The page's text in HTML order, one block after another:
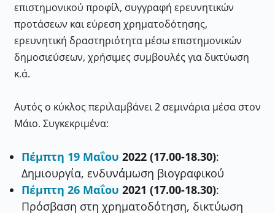
επιστημονικού προφίλ, συγγραφή ερευνητικών
προτάσεων και εύρεση χρηματοδότησης,
ερευνητική δραστηριότητα μέσω επιστημονικών
δημοσιεύσεων, χρήσιμες συμβουλές για δικτύωση
κ.ά.
Αυτός ο κύκλος περιλαμβάνει 2 σεμινάρια μέσα στον
Μάιο. Συγκεκριμένα:
Πέμπτη 19 Μαΐου 2022 (17.00-18.30):
Δημιουργία, ενδυνάμωση βιογραφικού
Πέμπτη 26 Μαΐου 2021 (17.00-18.30):
Πρόσβαση στη χρηματοδότηση, δικτύωση